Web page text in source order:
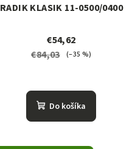
RADIK KLASIK 11-0500/0400
€54,62
€84,03
(–35 %)
Do košíka